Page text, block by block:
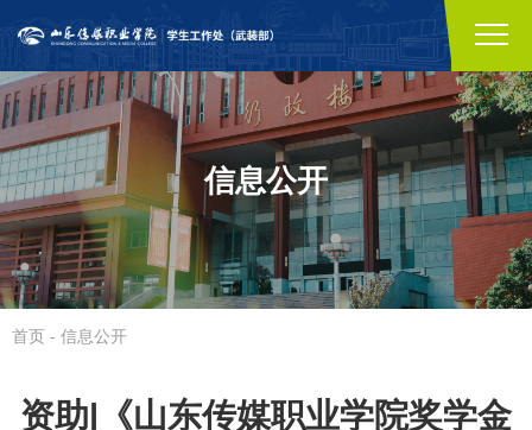
信息公开
首页 - 信息公开
资助|《山东传媒职业学院奖学金